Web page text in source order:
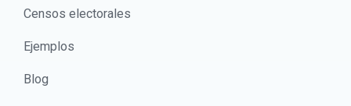
Censos electorales
Ejemplos
Blog